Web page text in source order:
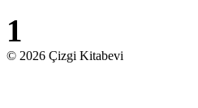
1
© 2026 Çizgi Kitabevi